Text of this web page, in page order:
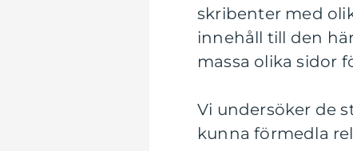
skribenter med
innehåll till den
massa olika sidor
Vi undersöker de
kunna förmedla